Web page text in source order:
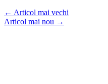
← Articol mai vechi
Articol mai nou →